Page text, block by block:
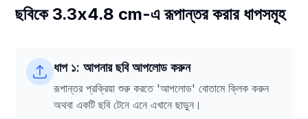
ছবিকে 3.3x4.8 cm-এ রূপান্তর করার ধাপসমূহ
ধাপ ১: আপনার ছবি আপলোড করুন
রূপান্তর প্রক্রিয়া শুরু করতে 'আপলোড' বোতামে ক্লিক করুন
অথবা একটি ছবি টেনে এনে এখানে ছাড়ুন।